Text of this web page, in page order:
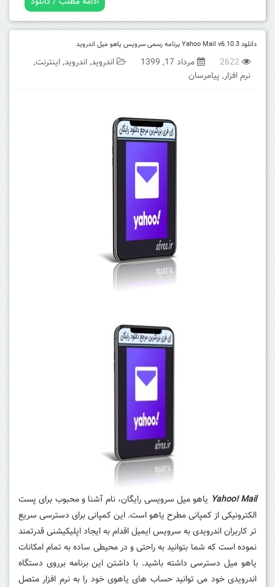
دانلود Yahoo Mail v6.10.3 برنامه رسمی سرویس یاهو میل اندروید
2622 مرداد 17, 1399 اندروید,اندروید,اینترنت,
نرم افزار, پیامرسان
Yahoo! Mail یاهو میل سرویسی رایگان، نام آشنا و محبوب برای پست
الکترونیکی از کمپانی مطرح یاهو است. این کمپانی برای دسترسی سریع
تر کاربران اندرویدی به سرویس ایمیل اقدام به ایجاد اپلیکیشنی قدرتمند
نموده است که شما بتوانید به راحتی و در محیطی ساده به تمام امکانات
یاهو میل دسترسی داشته باشید. با داشتن این برنامه برروی دستگاه
اندرویدی خود می توانید حساب های یاهوی خود را به نرم افزار متصل